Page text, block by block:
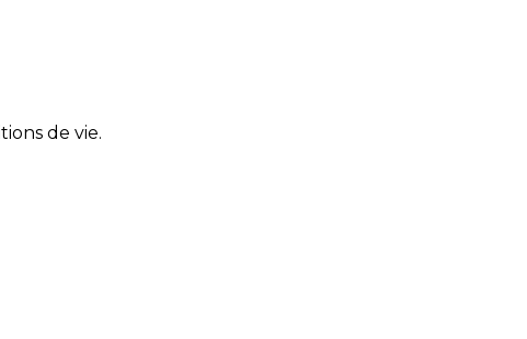
de vie.